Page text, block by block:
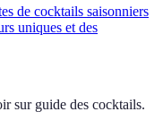
de cocktails saisonniers
uniques et des
sur guide des cocktails.